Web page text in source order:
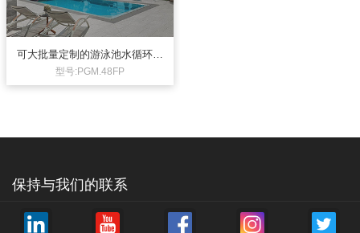
可大批量定制的游泳池水循环处
理器电机12V1.55N.M直流齿轮
箱电机
型号:PGM.48FP
保持与我们的联系